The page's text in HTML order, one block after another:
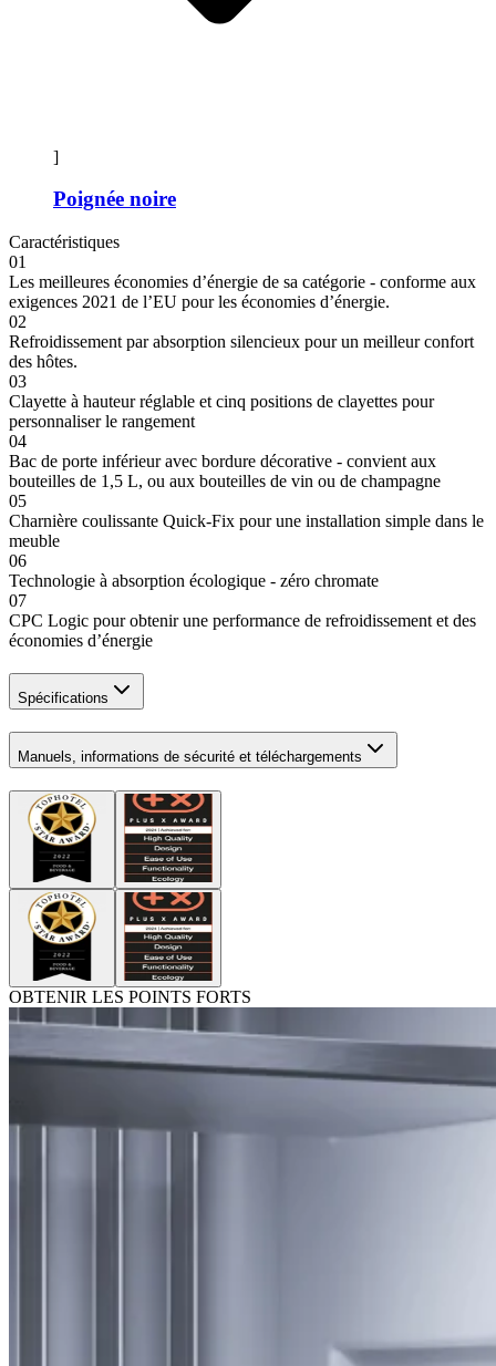
]
Poignée noire
Caractéristiques
01
Les meilleures économies d’énergie de sa catégorie - conforme aux
exigences 2021 de l’EU pour les économies d’énergie.
02
Refroidissement par absorption silencieux pour un meilleur confort
des hôtes.
03
Clayette à hauteur réglable et cinq positions de clayettes pour
personnaliser le rangement
04
Bac de porte inférieur avec bordure décorative - convient aux
bouteilles de 1,5 L, ou aux bouteilles de vin ou de champagne
05
Charnière coulissante Quick-Fix pour une installation simple dans le
meuble
06
Technologie à absorption écologique - zéro chromate
07
CPC Logic pour obtenir une performance de refroidissement et des
économies d’énergie
Spécifications
Manuels, informations de sécurité et téléchargements
OBTENIR LES POINTS FORTS